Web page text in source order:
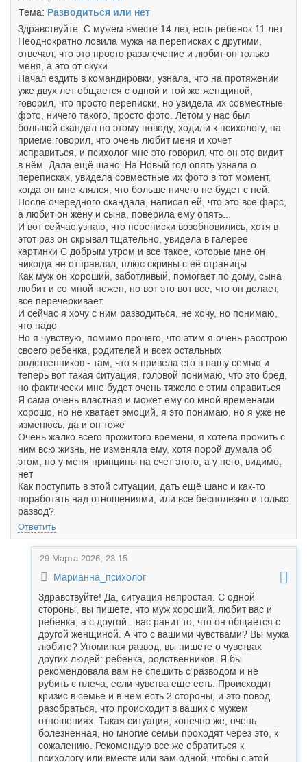
Тема: Разводиться или нет
Здравствуйте. С мужем вместе 14 лет, есть ребенок 11 лет
Неоднократно ловила мужа на переписках с другими,
отвечал, что это просто развлечение и любит он только
меня, а это от скуки
Начал ездить в командировки, узнала, что на протяжении
уже двух лет общается с одной и той же женщиной,
говорил, что просто переписки, но увидела их совместные
фото, ничего такого, просто фото. Летом у нас был
большой скандал по этому поводу, ходили к психологу, на
приёме говорил, что очень любит меня и хочет
исправиться, и психолог мне это говорил, что он это видит
в нём. Дала ещё шанс. На Новый год опять узнала о
переписках, увидела совместные их фото в тот момент,
когда он мне клялся, что больше ничего не будет с ней.
После очередного скандала, написал ей, что это все фарс,
а любит он жену и сына, поверила ему опять...
И вот сейчас узнаю, что переписки возобновились, хотя в
этот раз он скрывал тщательно, увидела в галерее
картинки С добрым утром и все такое, которые мне он
никогда не отправлял, плюс скрины с её страницы
Как муж он хороший, заботливый, помогает по дому, сына
любит и со мной нежен, но вот это вот все, что он делает,
все перечеркивает.
И сейчас я хочу с ним разводиться, не хочу, но понимаю,
что надо
Но я чувствую, помимо прочего, что этим я очень расстрою
своего ребенка, родителей и всех остальных
родственников - там, что я привела его в нашу семью и
теперь вот такая ситуация, головой понимаю, что это бред,
но фактически мне будет очень тяжело с этим справиться
Я сама очень властная и может ему со мной временами
хорошо, но не хватает эмоций, я это понимаю, но я уже не
изменюсь, да и он тоже
Очень жалко всего прожитого времени, я хотела прожить с
ним всю жизнь, не изменяла ему, хотя порой думала об
этом, но у меня принципы на счет этого, а у него, видимо,
нет
Как поступить в этой ситуации, дать ещё шанс и как-то
поработать над отношениями, или все бесполезно и только
развод?
Ответить
29 Марта 2026, 23:15
Марианна_психолог
Здравствуйте! Да, ситуация непростая. С одной
стороны, вы пишете, что муж хороший, любит вас и
ребенка, а с другой - вас ранит то, что он общается с
другой женщиной. А что с вашими чувствами? Вы мужа
любите? Упоминая развод, вы пишете о чувствах
других людей: ребенка, родственников. Я бы
рекомендовала вам не спешить с разводом и не
рубить с плеча, если чувства еще есть. Происходит
кризис в семье и в нем есть 2 стороны, и это повод
разобраться, что происходит в ваших с мужем
отношениях. Такая ситуация, конечно же, очень
болезненная, но многие семьи проходят через это, к
сожалению. Рекомендую все же обратиться к
психологу или вместе или вам одной, чтобы с этой